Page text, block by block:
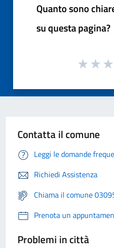
Quanto sono
su questa pagina?
Contatta il comune
Leggi le domande
Richiedi Assistenza
Chiama il comune
Prenota un
Problemi in città